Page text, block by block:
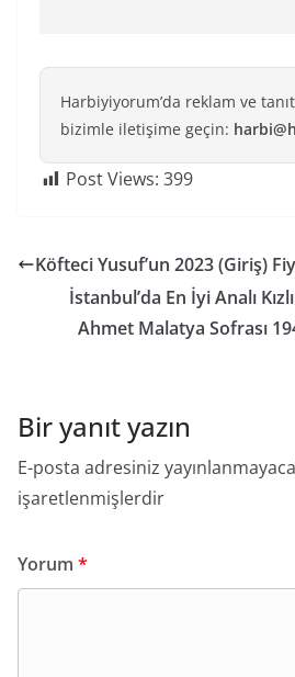
Harbiyiyorum’da reklam ve
bizimle iletişime geçin:
Post Views: 399
Köfteci Yusuf’un 2023 (Giriş)
İstanbul’da En İyi Analı
Ahmet Malatya Sofrası
Bir yanıt yazın
E-posta adresiniz
işaretlenmişlerdir
Yorum *